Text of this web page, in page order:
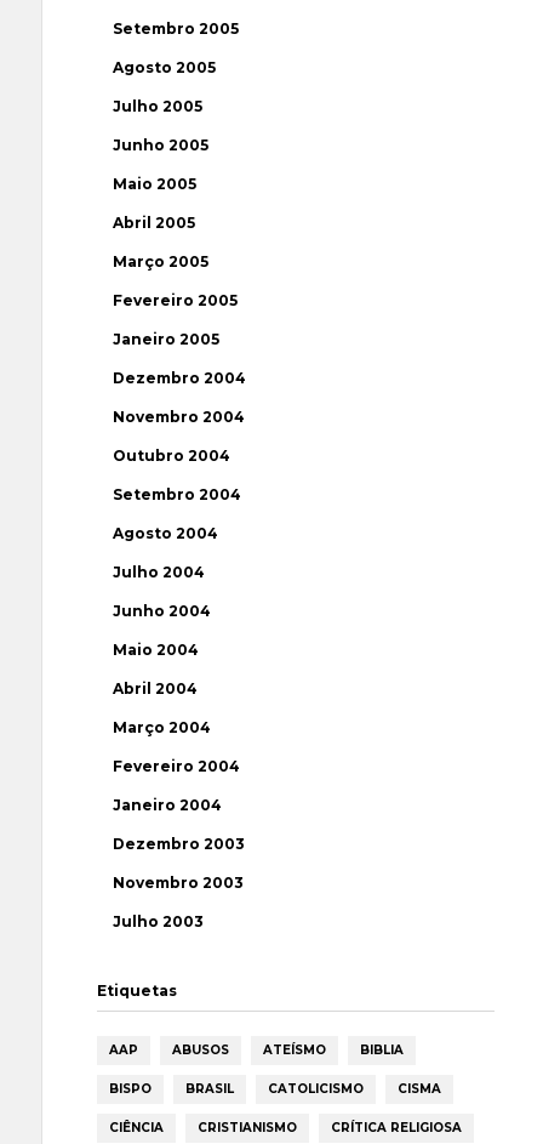
Setembro 2005
Agosto 2005
Julho 2005
Junho 2005
Maio 2005
Abril 2005
Março 2005
Fevereiro 2005
Janeiro 2005
Dezembro 2004
Novembro 2004
Outubro 2004
Setembro 2004
Agosto 2004
Julho 2004
Junho 2004
Maio 2004
Abril 2004
Março 2004
Fevereiro 2004
Janeiro 2004
Dezembro 2003
Novembro 2003
Julho 2003
Etiquetas
AAP ABUSOS ATEÍSMO BIBLIA
BISPO BRASIL CATOLICISMO CISMA
CIÊNCIA CRISTIANISMO CRÍTICA RELIGIOSA